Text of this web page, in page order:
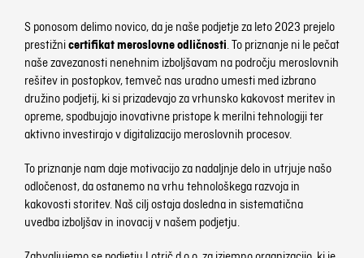
S ponosom delimo novico, da je naše podjetje za leto 2023 prejelo
prestižnicertifikat meroslovne odličnosti. To priznanje ni le pečat
naše zavezanosti nenehnim izboljšavam na področju meroslovnih
rešitev in postopkov, temveč nas uradno umesti med izbrano
družino podjetij, ki si prizadevajo za vrhunsko kakovost meritev in
opreme, spodbujajo inovativne pristope k merilni tehnologiji ter
aktivno investirajo v digitalizacijo meroslovnih procesov.
To priznanje nam daje motivacijo za nadaljnje delo in utrjuje našo
odločenost, da ostanemo na vrhu tehnološkega razvoja in
kakovosti storitev. Naš cilj ostaja dosledna in sistematična
uvedba izboljšav in inovacij v našem podjetju.